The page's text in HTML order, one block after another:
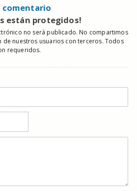
comentario
están protegidos!
no será publicado. No compartimos
de nuestros usuarios con terceros. Todos
requeridos.